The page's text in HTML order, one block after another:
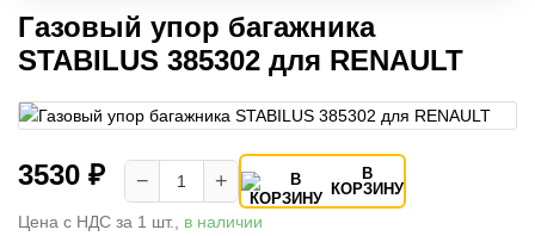
Газовый упор багажника
STABILUS 385302 для RENAULT
3530 ₽ − +
В
КОРЗИНУ
Цена с НДС за 1 шт., в наличии